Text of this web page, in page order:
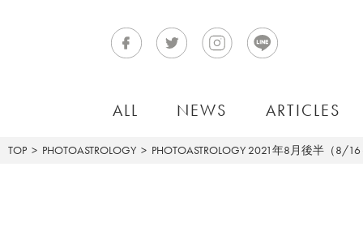
ALL NEWS ARTICLES
TOP PHOTOASTROLOGY PHOTOASTROLOGY 2021年8月後半（8/